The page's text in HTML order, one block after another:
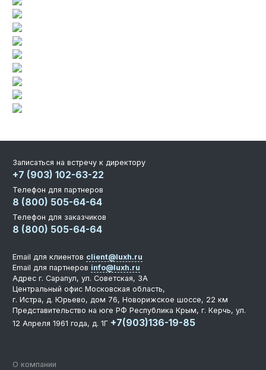
Записаться на встречу к директору
+7 (903) 102-63-22
Телефон для партнеров
8 (800) 505-64-64
Телефон для заказчиков
8 (800) 505-64-64
О компании
Email для клиентов client@luxh.ru
Email для партнеров info@luxh.ru
Адрес г. Сарапул, ул. Советская, 3А
Центральный офис Московская область,
г. Истра, д. Юрьево, дом 76, Новорижское шоссе, 22 км
Представительство на юге РФ Республика Крым, г. Керчь, ул.
12 Апреля 1961 года, д. 1Г +7(903)136-19-85